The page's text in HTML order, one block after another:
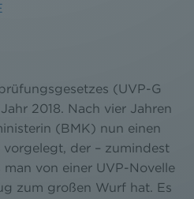
(UVP-G
2018. Nach vier Jahren
(BMK) nun einen
der – zumindest
man von einer UVP-Novelle
zum großen Wurf hat. Es